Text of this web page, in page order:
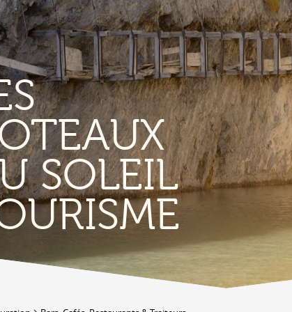
sa région
sportifs
TERROIR &
PATRIMOINE
Vignoble & parcours viticoles
Produits et magasins du terroir
Bourg de Conthey
Eglises & chapelles
Vestiges gallo-romains d'Ardon
SOLEIL